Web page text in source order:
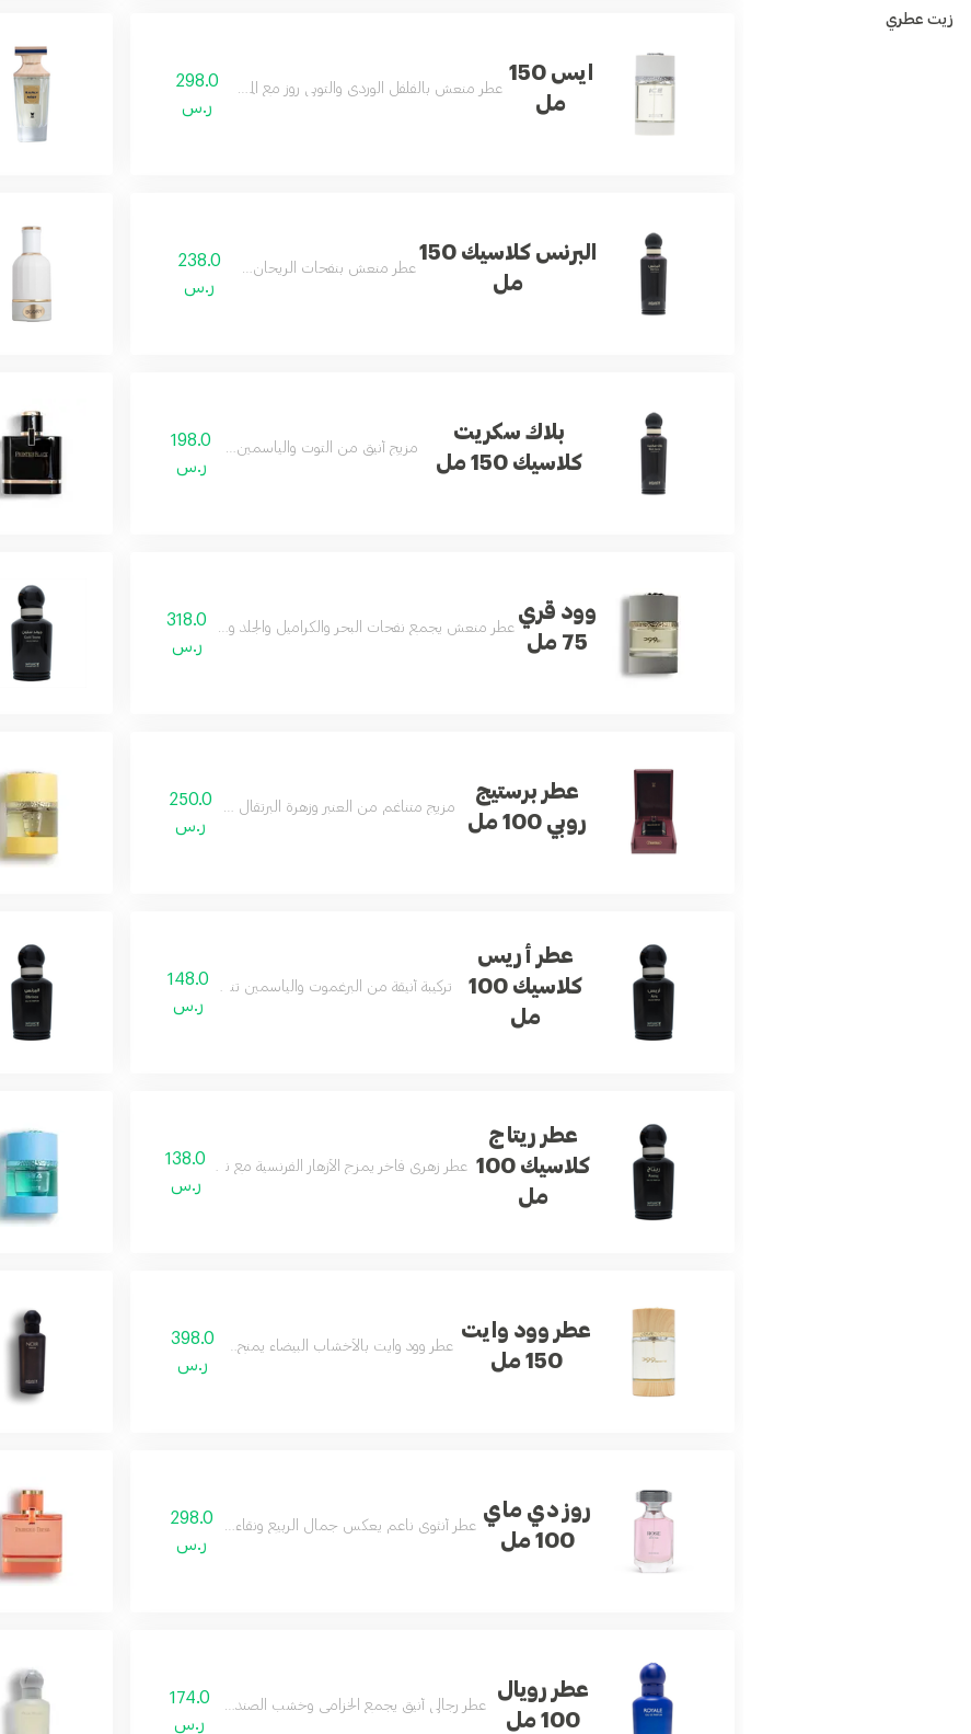
زيت عطري
ايس 150
مل
عطر منعش بالفلفل الوردي والتوبي روز مع المسك والفانيليا.
298.0
ر.س
البرنس كلاسيك 150
مل
عطر منعش بنفحات الريحان العذبة.238.0
ر.س
بلاك سكريت
كلاسيك 150 مل
مزيج أنيق من التوت والياسمين والفانيليا الناعمة.
198.0
ر.س
وود قري
75 مل
عطر منعش يجمع نفحات البحر والكراميل والجلد والأخشاب ليمنح إحساساً بالحيوية والبهجة.
318.0
ر.س
عطر برستيج
روبي 100 مل
مزيج متناغم من العنبر وزهرة البرتقال المنعشة بثبات يدوم طويلاً.
250.0
ر.س
عطر أريس
كلاسيك 100
مل
تركيبة أنيقة من البرغموت والياسمين تنتهي بلمسة ناعمة من الفانيليا.
148.0
ر.س
عطر ريتاج
كلاسيك 100
مل
عطر زهري فاخر يمزج الأزهار الفرنسية مع نفحات الحمضيات لإطلالة مشرقة ودافئة.
138.0
ر.س
عطر وود وايت
150 مل
عطر وود وايت بالأخشاب البيضاء يمنح جاذبية وثباتاً راقياً.
398.0
ر.س
روز دي ماي
100 مل
عطر أنثوي ناعم يعكس جمال الربيع ونقاءه بلمسات رقيقة وجذابة.
298.0
ر.س
عطر رويال
100 مل
عطر رجالي أنيق يجمع الخزامى وخشب الصندل والباتشولي بفخامة تدوم.
174.0
ر.س